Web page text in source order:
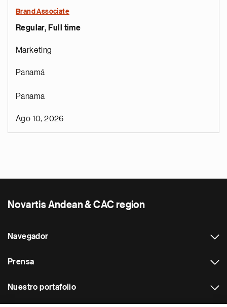
Brand Associate
Regular, Full time
Marketing
Panamá
Panama
Ago 10, 2026
Novartis Andean & CAC region
Navegador
Prensa
Nuestro portafolio